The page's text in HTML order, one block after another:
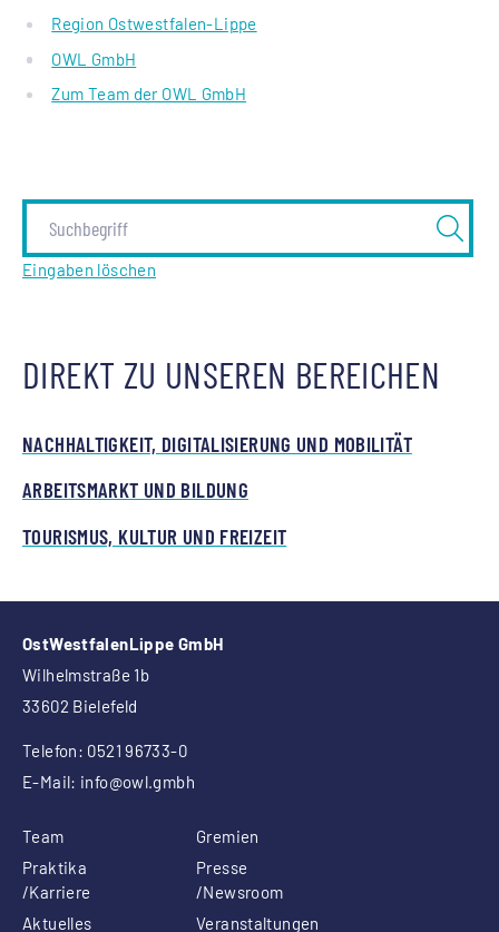
Region Ostwestfalen-Lippe
OWL GmbH
Zum Team der OWL GmbH
Eingaben löschen
DIREKT ZU UNSEREN BEREICHEN
NACHHALTIGKEIT, DIGITALISIERUNG UND MOBILITÄT
ARBEITSMARKT UND BILDUNG
TOURISMUS, KULTUR UND FREIZEIT
OstWestfalenLippe GmbH
Wilhelmstraße 1b
33602 Bielefeld
Telefon: 0521 96733-0
E-Mail: info@owl.gmbh
Team
Gremien
Praktika
/Karriere
Presse
/Newsroom
Aktuelles
Veranstaltungen